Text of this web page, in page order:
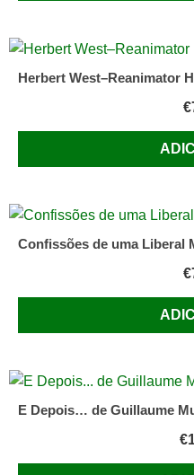
Herbert West–Reanimator
€
Confissões de uma Liberal
€
E Depois… de Guillaume
€